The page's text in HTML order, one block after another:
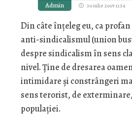
Admin 30 iulie 2019 11:54
Din câte înțeleg eu, ca
anti-sindicalismul (union
despre sindicalism în sens
nivel. Ține de dresarea
intimidare și constrângeri
sens terorist, de
populației.